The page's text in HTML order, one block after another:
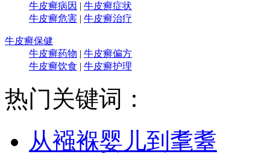
牛皮癣病因 | 牛皮癣症状
牛皮癣危害 | 牛皮癣治疗
牛皮癣保健
牛皮癣药物 | 牛皮癣偏方
牛皮癣饮食 | 牛皮癣护理
热门关键词：
从襁褓婴儿到耄耋